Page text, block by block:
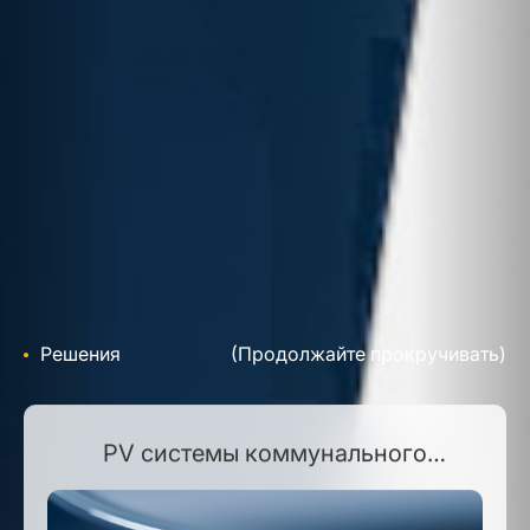
Решения (Продолжайте прокручивать)
PV системы коммунального
масштаба